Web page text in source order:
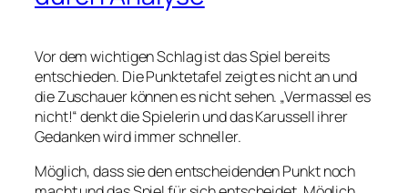
Vor dem wichtigen Schlag ist das Spiel bereits
entschieden. Die Punktetafel zeigt es nicht an und
die Zuschauer können es nicht sehen. „Vermassel es
nicht!“ denkt die Spielerin und das Karussell ihrer
Gedanken wird immer schneller.
Möglich, dass sie den entscheidenden Punkt noch